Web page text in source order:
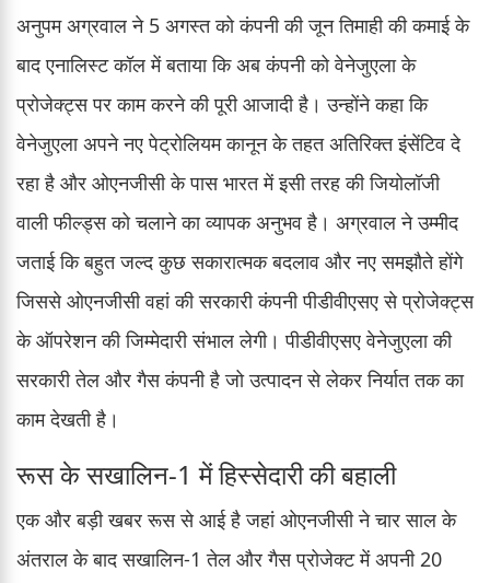
अनुपम अग्रवाल ने 5 अगस्त को कंपनी की जून तिमाही की कमाई के
बाद एनालिस्ट कॉल में बताया कि अब कंपनी को वेनेजुएला के
प्रोजेक्ट्स पर काम करने की पूरी आजादी है। उन्होंने कहा कि
वेनेजुएला अपने नए पेट्रोलियम कानून के तहत अतिरिक्त इंसेंटिव दे
रहा है और ओएनजीसी के पास भारत में इसी तरह की जियोलॉजी
वाली फील्ड्स को चलाने का व्यापक अनुभव है। अग्रवाल ने उम्मीद
जताई कि बहुत जल्द कुछ सकारात्मक बदलाव और नए समझौते होंगे
जिससे ओएनजीसी वहां की सरकारी कंपनी पीडीवीएसए से प्रोजेक्ट्स
के ऑपरेशन की जिम्मेदारी संभाल लेगी। पीडीवीएसए वेनेजुएला की
सरकारी तेल और गैस कंपनी है जो उत्पादन से लेकर निर्यात तक का
काम देखती है।
रूस के सखालिन-1 में हिस्सेदारी की बहाली
एक और बड़ी खबर रूस से आई है जहां ओएनजीसी ने चार साल के
अंतराल के बाद सखालिन-1 तेल और गैस प्रोजेक्ट में अपनी 20